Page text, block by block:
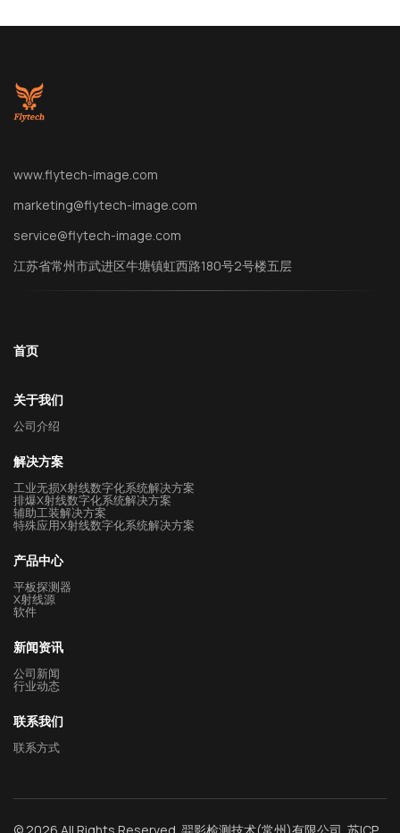
www.flytech-image.com
marketing@flytech-image.com
service@flytech-image.com
江苏省常州市武进区牛塘镇虹西路180号2号楼五层
首页
关于我们
公司介绍
解决方案
工业无损X射线数字化系统解决方案
排爆X射线数字化系统解决方案
辅助工装解决方案
特殊应用X射线数字化系统解决方案
产品中心
平板探测器
X射线源
软件
新闻资讯
公司新闻
行业动态
联系我们
联系方式